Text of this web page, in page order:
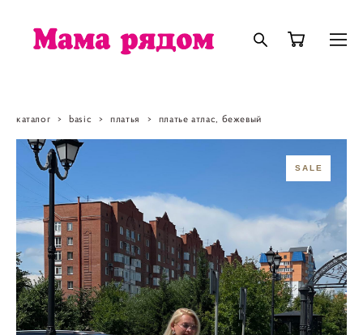
каталог > basic > платья > платье атлас, бежевый
SALE